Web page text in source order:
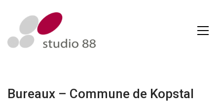
Bureaux – Commune de Kopstal